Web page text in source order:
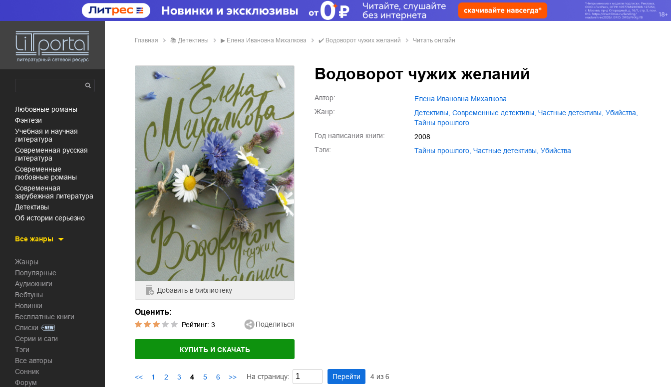
любовные романы
фэнтези
учебная и научная
литература
современная русская
литература
современные
любовные романы
современная
зарубежная литература
детективы
об истории серьезно
Все жанры
Жанры
Популярные
Аудиокниги
Вебтуны
Новинки
Бесплатные книги
Списки
Серии и саги
Тэги
Все авторы
Сонник
Форум
Главная 📚 детективы ▶ Елена Ивановна Михалкова ✔️ Водоворот чужих желаний Читать онлайн
Добавить в библиотеку
Оценить:
Рейтинг: 3 Поделиться
КУПИТЬ И СКАЧАТЬ
Водоворот чужих желаний
Автор:
Елена Ивановна Михалкова
Жанр:
детективы современные детективы частные детективы убийства
тайны прошлого
Год написания книги:
2008
Тэги:
тайны прошлого частные детективы убийства
<< 1 2 3 4 5 6 >> На страницу: Перейти 4 из 6